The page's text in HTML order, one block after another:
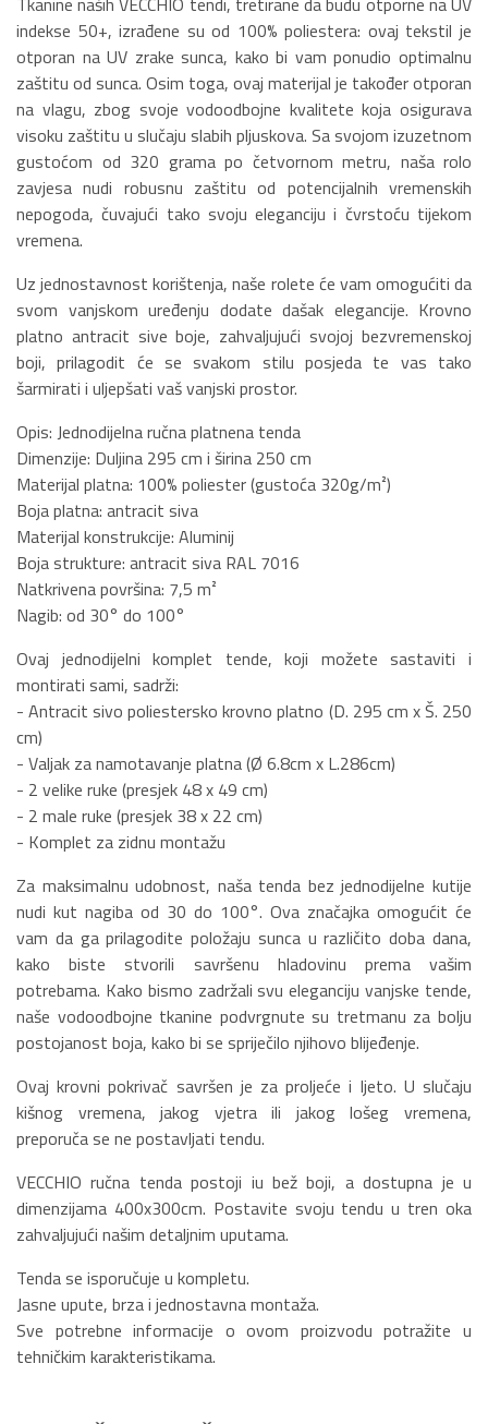
indekse 50+, izrađene su od 100% poliestera: ovaj tekstil je
otporan na UV zrake sunca, kako bi vam ponudio optimalnu
zaštitu od sunca. Osim toga, ovaj materijal je također otporan
na vlagu, zbog svoje vodoodbojne kvalitete koja osigurava
visoku zaštitu u slučaju slabih pljuskova. Sa svojom izuzetnom
gustoćom od 320 grama po četvornom metru, naša rolo
zavjesa nudi robusnu zaštitu od potencijalnih vremenskih
nepogoda, čuvajući tako svoju eleganciju i čvrstoću tijekom
vremena.
Uz jednostavnost korištenja, naše rolete će vam omogućiti da
svom vanjskom uređenju dodate dašak elegancije. Krovno
platno antracit sive boje, zahvaljujući svojoj bezvremenskoj
boji, prilagodit će se svakom stilu posjeda te vas tako
šarmirati i uljepšati vaš vanjski prostor.
Opis: Jednodijelna ručna platnena tenda
Dimenzije: Duljina 295 cm i širina 250 cm
Materijal platna: 100% poliester (gustoća 320g/m²)
Boja platna: antracit siva
Materijal konstrukcije: Aluminij
Boja strukture: antracit siva RAL 7016
Natkrivena površina: 7,5 m²
Nagib: od 30° do 100°
Ovaj jednodijelni komplet tende, koji možete sastaviti i
montirati sami, sadrži:
- Antracit sivo poliestersko krovno platno (D. 295 cm x Š. 250
cm)
- Valjak za namotavanje platna (Ø 6.8cm x L.286cm)
- 2 velike ruke (presjek 48 x 49 cm)
- 2 male ruke (presjek 38 x 22 cm)
- Komplet za zidnu montažu
Za maksimalnu udobnost, naša tenda bez jednodijelne kutije
nudi kut nagiba od 30 do 100°. Ova značajka omogućit će
vam da ga prilagodite položaju sunca u različito doba dana,
kako biste stvorili savršenu hladovinu prema vašim
potrebama. Kako bismo zadržali svu eleganciju vanjske tende,
naše vodoodbojne tkanine podvrgnute su tretmanu za bolju
postojanost boja, kako bi se spriječilo njihovo blijeđenje.
Ovaj krovni pokrivač savršen je za proljeće i ljeto. U slučaju
kišnog vremena, jakog vjetra ili jakog lošeg vremena,
preporuča se ne postavljati tendu.
VECCHIO ručna tenda postoji iu bež boji, a dostupna je u
dimenzijama 400x300cm. Postavite svoju tendu u tren oka
zahvaljujući našim detaljnim uputama.
Tenda se isporučuje u kompletu.
Jasne upute, brza i jednostavna montaža.
Sve potrebne informacije o ovom proizvodu potražite u
tehničkim karakteristikama.